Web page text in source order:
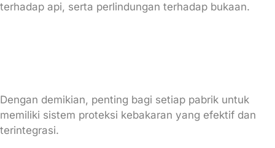
terhadap api, serta perlindungan terhadap bukaan.
Dengan demikian, penting bagi setiap pabrik untuk
memiliki sistem proteksi kebakaran yang efektif dan
terintegrasi.